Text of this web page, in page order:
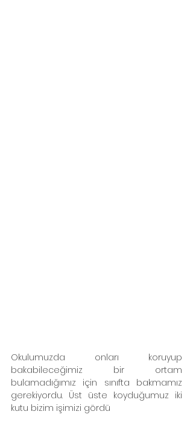
Okulumuzda onları koruyup
bakabileceğimiz bir ortam
bulamadığımız için sınıfta bakmamız
gerekiyordu. Üst üste koyduğumuz iki
kutu bizim işimizi gördü